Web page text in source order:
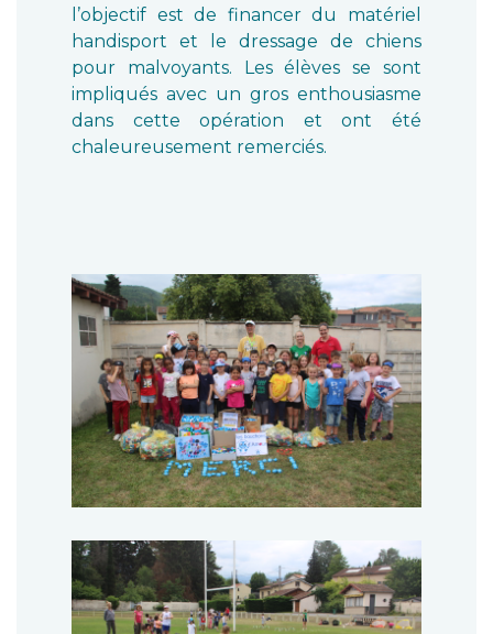
l’objectif est de financer du matériel
handisport et le dressage de chiens
pour malvoyants. Les élèves se sont
impliqués avec un gros enthousiasme
dans cette opération et ont été
chaleureusement remerciés.